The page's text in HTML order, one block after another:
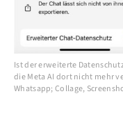
Ist der erweiterte
die Meta AI dort nicht mehr
Whatsapp; Collage,